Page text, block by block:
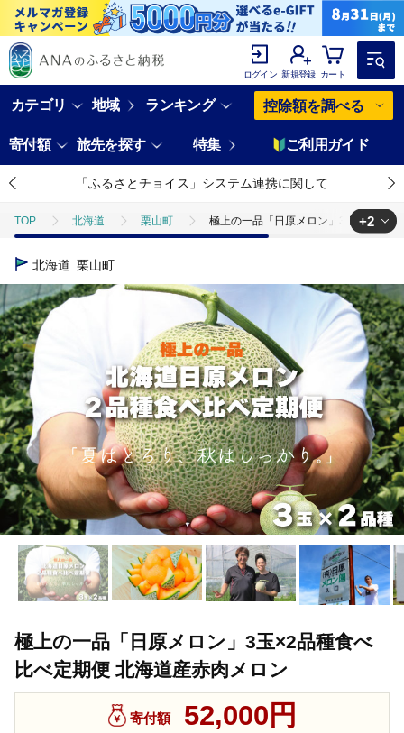
ログイン 新規登録 カート
カテゴリ 地域 ランキング 控除額を調べる
寄付額 旅先を探す 特集 ご利用ガイド
「ふるさとチョイス」システム連携に関して
TOP 北海道 栗山町 極上の一品「日原メロン」3玉×2品種
TOP
定期便 フルーツ(定期便) 極上の一品「日原メロン」
+2
北海道 栗山町
極上の一品「日原メロン」3玉×2品種食べ
比べ定期便 北海道産赤肉メロン
寄付額 52,000円